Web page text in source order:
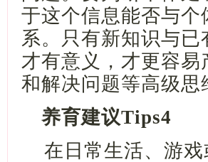
于这个信息能否与个
系。只有新知识与
才有意义，才更容
和解决问题等高级思
养育建议Tips4
在日常生活、游